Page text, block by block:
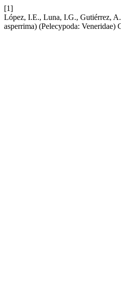
[1]
López, I.E., Luna, I.G., Gutiérrez,
asperrima) (Pelecypoda: